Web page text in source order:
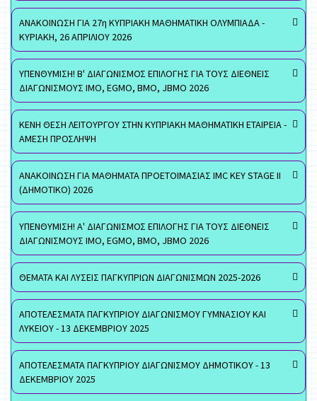
ΑΝΑΚΟΙΝΩΣΗ ΓΙΑ 27η ΚΥΠΡΙΑΚΗ ΜΑΘΗΜΑΤΙΚΗ ΟΛΥΜΠΙΑΔΑ -
ΚΥΡΙΑΚΗ, 26 ΑΠΡΙΛΙΟΥ 2026
ΥΠΕΝΘΥΜΙΣΗ! Β' ΔΙΑΓΩΝΙΣΜΟΣ ΕΠΙΛΟΓΗΣ ΓΙΑ ΤΟΥΣ ΔΙΕΘΝΕΙΣ
ΔΙΑΓΩΝΙΣΜΟΥΣ ΙΜΟ, EGMO, ΒΜΟ, JBMO 2026
ΚΕΝΗ ΘΕΣΗ ΛΕΙΤΟΥΡΓΟΥ ΣΤΗΝ ΚΥΠΡΙΑΚΗ ΜΑΘΗΜΑΤΙΚΗ ΕΤΑΙΡΕΙΑ -
ΑΜΕΣΗ ΠΡΟΣΛΗΨΗ
ΑΝΑΚΟΙΝΩΣΗ ΓΙΑ ΜΑΘΗΜΑΤΑ ΠΡΟΕΤΟΙΜΑΣΙΑΣ IMC KEY STAGE II
(ΔΗΜΟΤΙΚΟ) 2026
ΥΠΕΝΘΥΜΙΣΗ! Α' ΔΙΑΓΩΝΙΣΜΟΣ ΕΠΙΛΟΓΗΣ ΓΙΑ ΤΟΥΣ ΔΙΕΘΝΕΙΣ
ΔΙΑΓΩΝΙΣΜΟΥΣ ΙΜΟ, EGMO, ΒΜΟ, JBMO 2026
ΘΕΜΑΤΑ ΚΑΙ ΛΥΣΕΙΣ ΠΑΓΚΥΠΡΙΩΝ ΔΙΑΓΩΝΙΣΜΩΝ 2025-2026
ΑΠΟΤΕΛΕΣΜΑΤΑ ΠΑΓΚΥΠΡΙΟΥ ΔΙΑΓΩΝΙΣΜΟΥ ΓΥΜΝΑΣΙΟΥ ΚΑΙ
ΛΥΚΕΙΟΥ - 13 ΔΕΚΕΜΒΡΙΟΥ 2025
ΑΠΟΤΕΛΕΣΜΑΤΑ ΠΑΓΚΥΠΡΙΟΥ ΔΙΑΓΩΝΙΣΜΟΥ ΔΗΜΟΤΙΚΟΥ - 13
ΔΕΚΕΜΒΡΙΟΥ 2025